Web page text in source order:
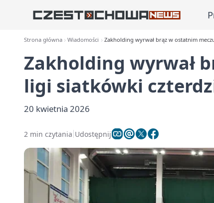
Strona główna Wiadomości Zakholding wyrwał brąz w ostatnim
Zakholding wyrwał
ligi siatkówki
20 kwietnia 2026
2 min czytania Udostępnij